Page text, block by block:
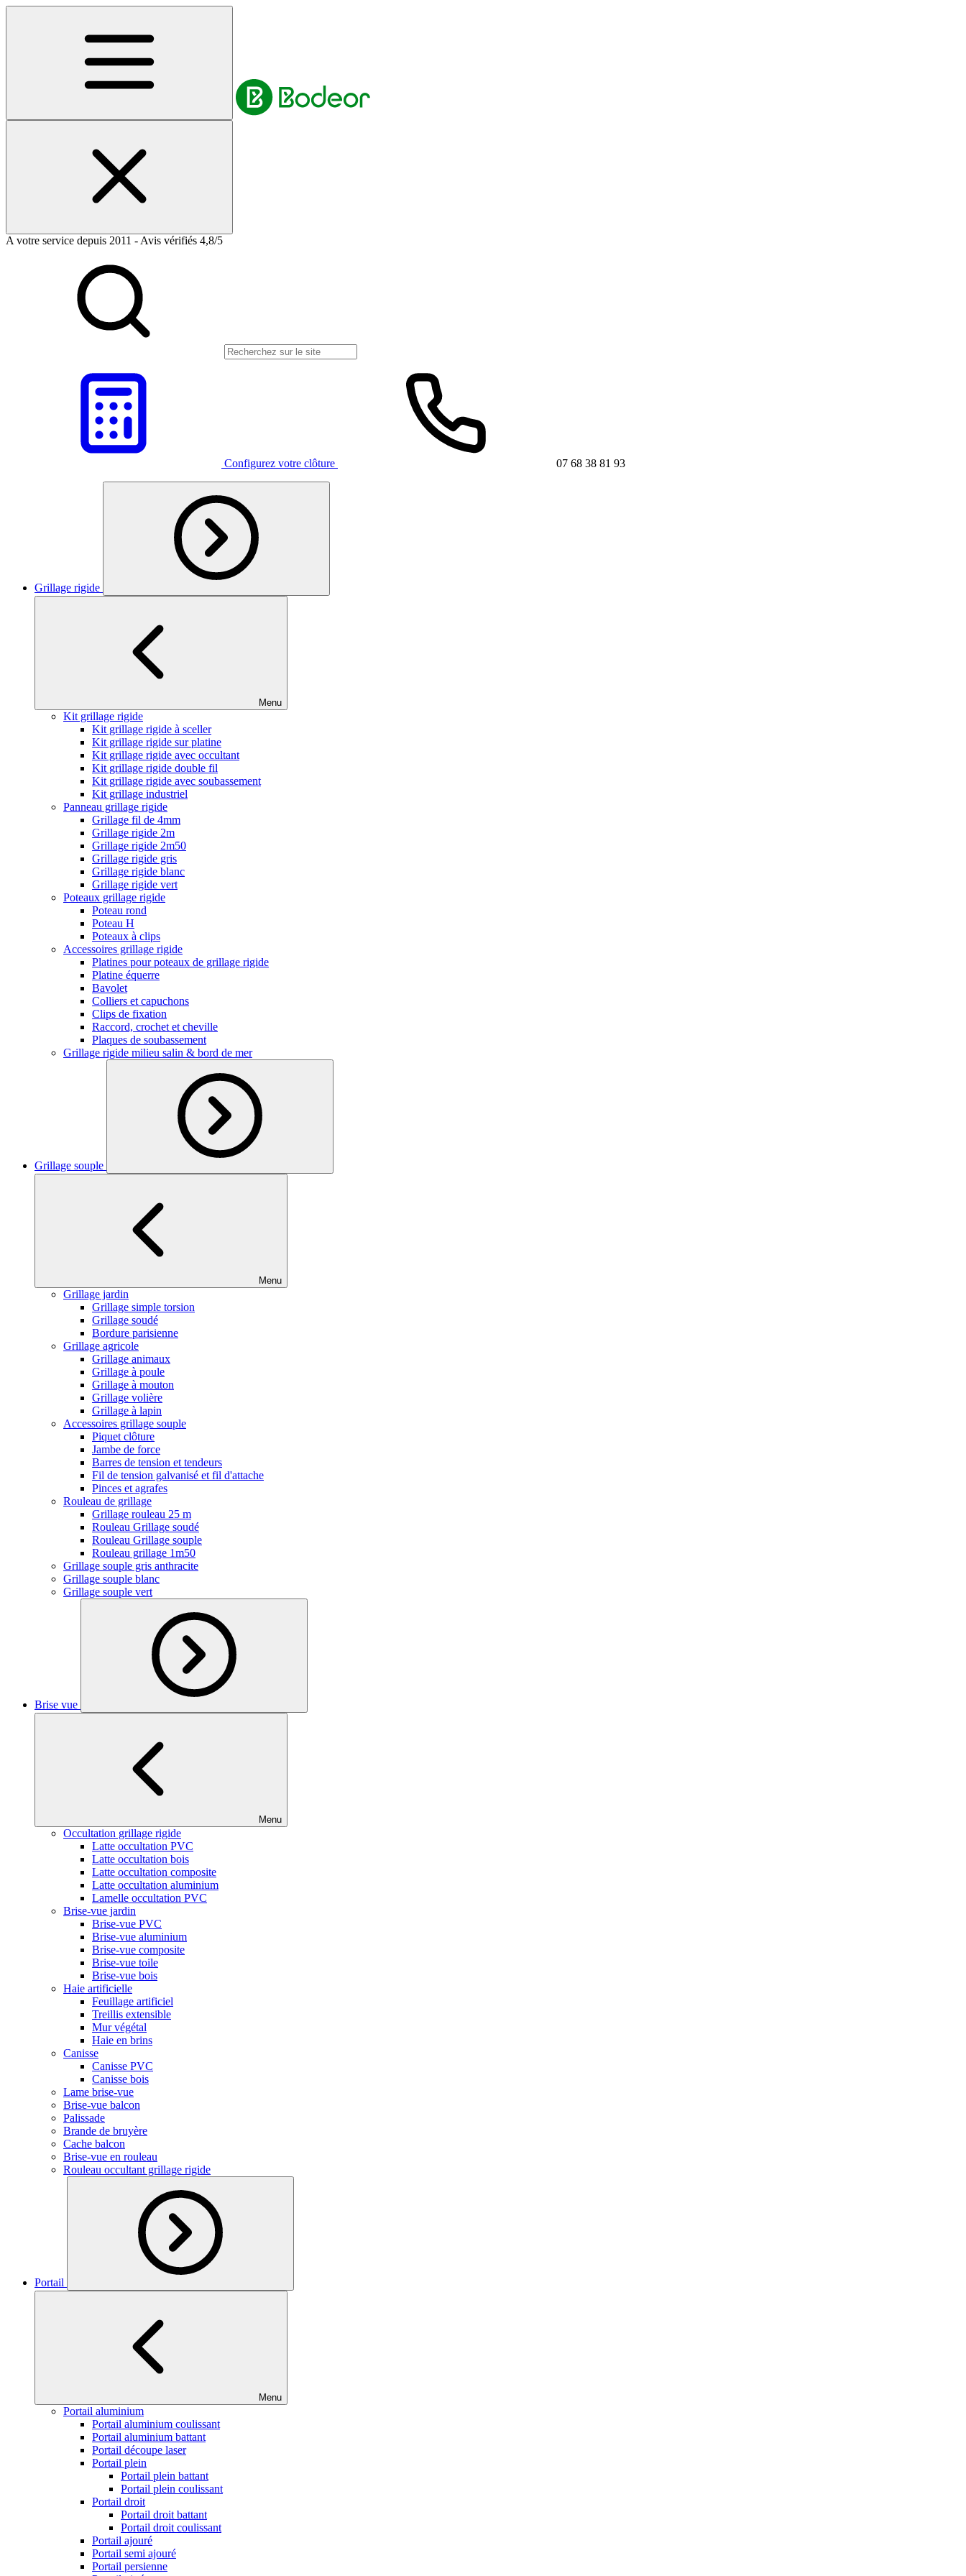
A votre service depuis 2011 - Avis vérifiés 4,8/5
Configurez votre clôture 07 68 38 81 93
Grillage rigide
Menu
Kit grillage rigide
Kit grillage rigide à sceller
Kit grillage rigide sur platine
Kit grillage rigide avec occultant
Kit grillage rigide double fil
Kit grillage rigide avec soubassement
Kit grillage industriel
Panneau grillage rigide
Grillage fil de 4mm
Grillage rigide 2m
Grillage rigide 2m50
Grillage rigide gris
Grillage rigide blanc
Grillage rigide vert
Poteaux grillage rigide
Poteau rond
Poteau H
Poteaux à clips
Accessoires grillage rigide
Platines pour poteaux de grillage rigide
Platine équerre
Bavolet
Colliers et capuchons
Clips de fixation
Raccord, crochet et cheville
Plaques de soubassement
Grillage rigide milieu salin & bord de mer
Grillage souple
Menu
Grillage jardin
Grillage simple torsion
Grillage soudé
Bordure parisienne
Grillage agricole
Grillage animaux
Grillage à poule
Grillage à mouton
Grillage volière
Grillage à lapin
Accessoires grillage souple
Piquet clôture
Jambe de force
Barres de tension et tendeurs
Fil de tension galvanisé et fil d'attache
Pinces et agrafes
Rouleau de grillage
Grillage rouleau 25 m
Rouleau Grillage soudé
Rouleau Grillage souple
Rouleau grillage 1m50
Grillage souple gris anthracite
Grillage souple blanc
Grillage souple vert
Brise vue
Menu
Occultation grillage rigide
Latte occultation PVC
Latte occultation bois
Latte occultation composite
Latte occultation aluminium
Lamelle occultation PVC
Brise-vue jardin
Brise-vue PVC
Brise-vue aluminium
Brise-vue composite
Brise-vue toile
Brise-vue bois
Haie artificielle
Feuillage artificiel
Treillis extensible
Mur végétal
Haie en brins
Canisse
Canisse PVC
Canisse bois
Lame brise-vue
Brise-vue balcon
Palissade
Brande de bruyère
Cache balcon
Brise-vue en rouleau
Rouleau occultant grillage rigide
Portail
Menu
Portail aluminium
Portail aluminium coulissant
Portail aluminium battant
Portail découpe laser
Portail plein
Portail plein battant
Portail plein coulissant
Portail droit
Portail droit battant
Portail droit coulissant
Portail ajouré
Portail semi ajouré
Portail persienne